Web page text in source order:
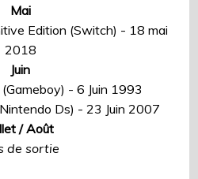
Mai
Edition (Switch) - 18 mai
2018
Juin
- 6 Juin 1993
Ds) - 23 Juin 2007
/ Août
de sortie